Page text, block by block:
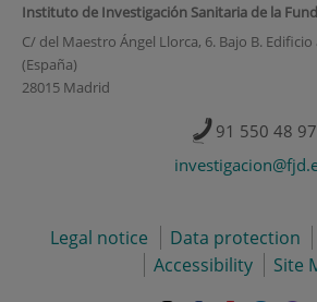
Instituto de Investigación Sanitaria de la
C/ del Maestro Ángel Llorca, 6. Bajo B.
(España)
28015 Madrid
91 550 48 97
Legal notice Data protection
Accessibility
Site